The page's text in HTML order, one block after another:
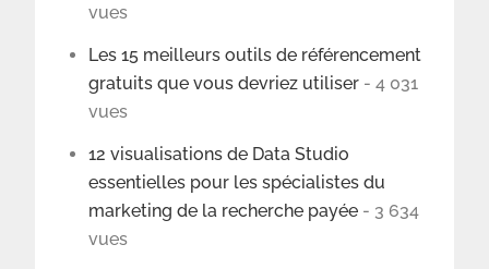
vues
Les 15 meilleurs outils de référencement
gratuits que vous devriez utiliser - 4 031
vues
12 visualisations de Data Studio
essentielles pour les spécialistes du
marketing de la recherche payée - 3 634
vues